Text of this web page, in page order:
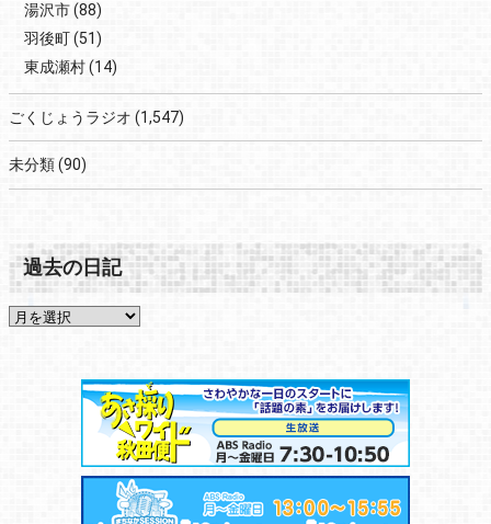
湯沢市(88)
羽後町(51)
東成瀬村(14)
ごくじょうラジオ (1,547)
未分類(90)
過去の日記